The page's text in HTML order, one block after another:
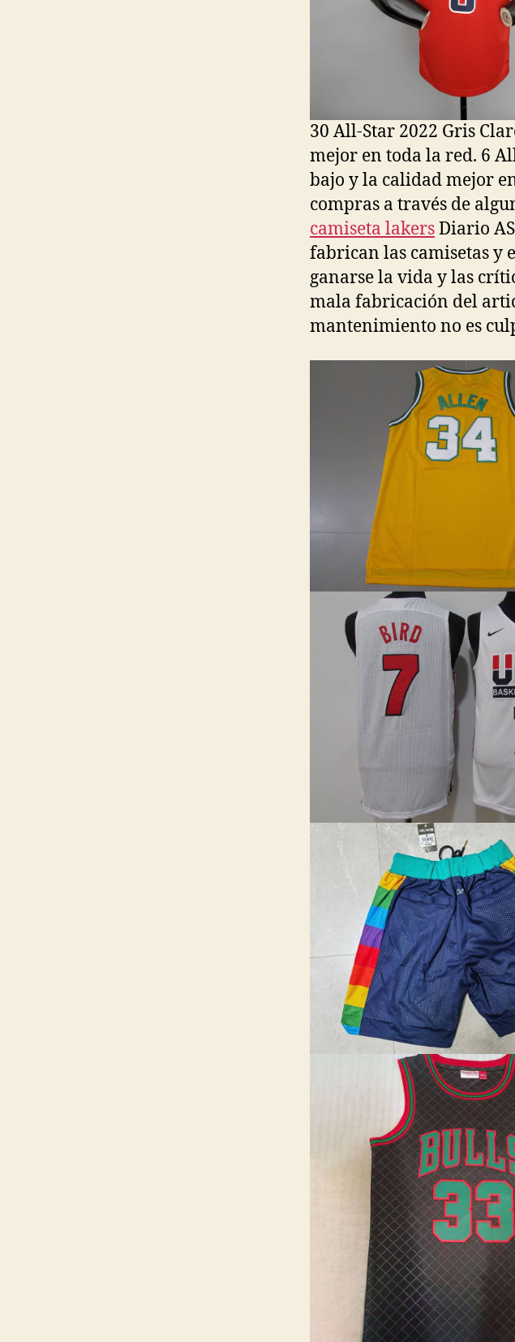
30 All-Star 2022 Gris
mejor en toda la red. 6
bajo y la calidad mejor
compras a través de
camiseta lakersDiario
fabrican las camisetas y
ganarse la vida y las
mala fabricación del
mantenimiento no es